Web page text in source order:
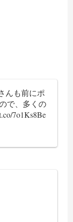
んも前にポ
で、多くの
7o1Ks8Be